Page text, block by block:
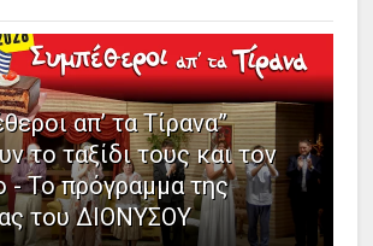
απ’ τα Τίρανα”
το ταξίδι τους και τον
- Το πρόγραμμα της
του ΔΙΟΝΥΣΟΥ